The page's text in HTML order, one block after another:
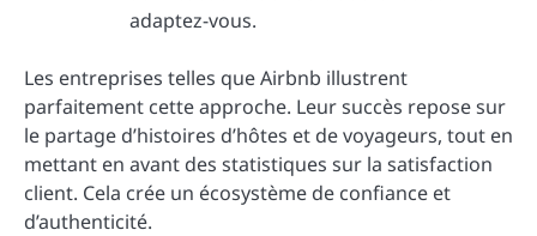
adaptez-vous.
Les entreprises telles que Airbnb illustrent
parfaitement cette approche. Leur succès repose sur
le partage d’histoires d’hôtes et de voyageurs, tout en
mettant en avant des statistiques sur la satisfaction
client. Cela crée un écosystème de confiance et
d’authenticité.